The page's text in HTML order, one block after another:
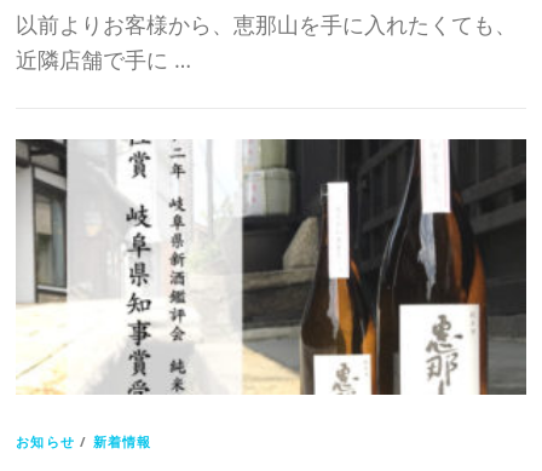
以前よりお客様から、恵那山を手に入れたくても、
近隣店舗で手に …
お知らせ / 新着情報